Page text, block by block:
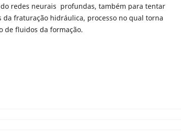
redes neurais profundas, também para tentar
da fraturação hidráulica, processo no qual torna
de fluidos da formação.